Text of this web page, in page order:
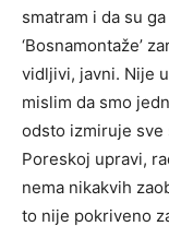
smatram i da su
‘Bosnamontaže’
vidlјivi, javni. Nije
mislim da smo
odsto izmiruje sve
Poreskoj upravi,
nema nikakvih
to nije pokriveno